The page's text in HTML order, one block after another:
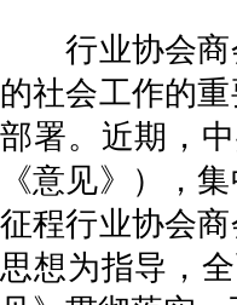
行业协会商会
的社会工作的
部署。近期，
《意见》），
征程行业协会
思想为指导，